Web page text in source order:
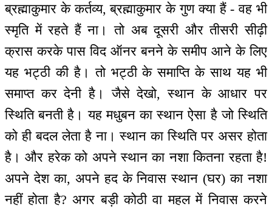
ब्रह्माकुमार के कर्तव्य, ब्रह्माकुमार के गुण क्या हैं - वह भी
स्मृति में रहते हैं ना। तो अब दूसरी और तीसरी सीढ़ी
क्रास करके पास विद ऑनर बनने के समीप आने के लिए
यह भट्ठी की है। तो भट्ठी के समाप्ति के साथ यह भी
समाप्त कर देनी है। जैसे देखो, स्थान के आधार पर
स्थिति बनती है। यह मधुबन का स्थान ऐसा है जो स्थिति
को ही बदल लेता है ना। स्थान का स्थिति पर असर होता
है। और हरेक को अपने स्थान का नशा कितना रहता है!
अपने देश का, अपने हद के निवास स्थान (घर) का नशा
नहीं होता है? अगर बड़ी कोठी वा महल में निवास करने